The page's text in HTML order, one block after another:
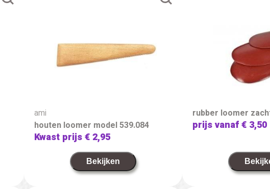
ami
houten loomer model 539.084
Kwast prijs€ 2,95
Bekijken
rubber loomer
prijs vanaf€ 3,50